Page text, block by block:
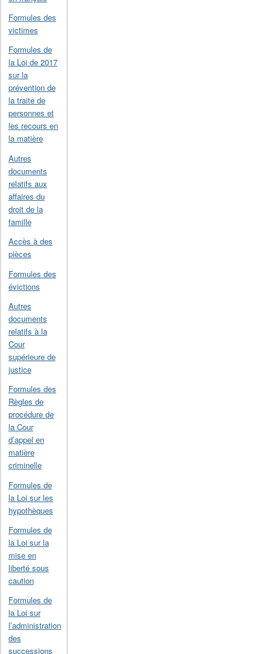
Formules des
victimes
Formules de
la Loi de 2017
sur la
prévention de
la traite de
personnes et
les recours en
la matière
Autres
documents
relatifs aux
affaires du
droit de la
famille
Accès à des
pièces
Formules des
évictions
Autres
documents
relatifs à la
Cour
supérieure de
justice
Formules des
Règles de
procédure de
la Cour
d’appel en
matière
criminelle
Formules de
la Loi sur les
hypothèques
Formules de
la Loi sur la
mise en
liberté sous
caution
Formules de
la Loi sur
l’administration
des
successions